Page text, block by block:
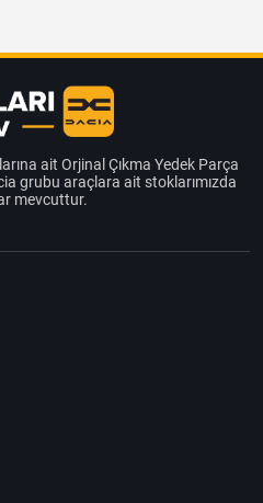
ait Orjinal Çıkma Yedek Parça
grubu araçlara ait stoklarımızda
mevcuttur.